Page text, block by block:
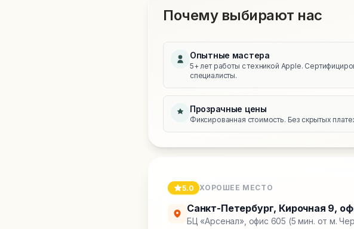
Почему выбирают нас
Опытные мастера
5+ лет работы с техникой Apple.
специалисты.
Прозрачные цены
Фиксированная стоимость. Без скрытых
5.0 ХОРОШЕЕ МЕСТО
Санкт-Петербург, Кирочная 9,
БЦ «Арсенал», офис 605 (5 мин. от м.